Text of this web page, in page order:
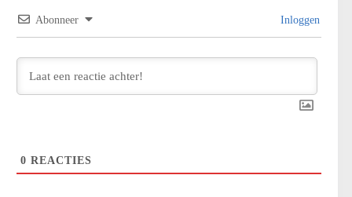
Abonneer Inloggen
0 REACTIES